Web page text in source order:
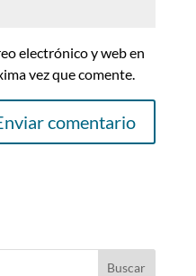
electrónico y web en
vez que comente.
Buscar